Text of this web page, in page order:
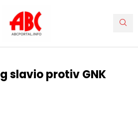
slavio protiv GNK